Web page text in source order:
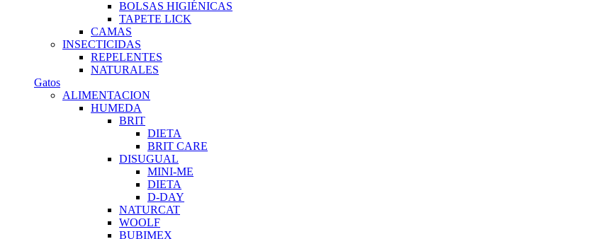
BOLSAS HIGIÉNICAS
TAPETE LICK
CAMAS
INSECTICIDAS
REPELENTES
NATURALES
Gatos
ALIMENTACION
HUMEDA
BRIT
DIETA
BRIT CARE
DISUGUAL
MINI-ME
DIETA
D-DAY
NATURCAT
WOOLF
BUBIMEX